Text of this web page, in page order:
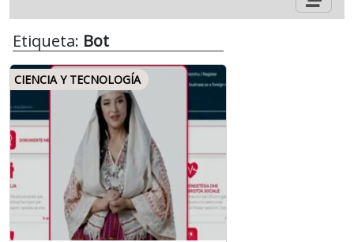
Etiqueta: Bot
CIENCIA Y TECNOLOGÍA